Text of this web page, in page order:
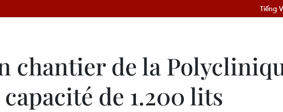
Tiếng
chantier de la
de 1.200 lits